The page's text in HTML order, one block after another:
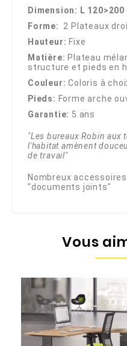
Dimension: L 120>200
Forme:
2 Plateaux
Hauteur: Fixe
Matière: Plateau
structure et pieds en
Couleur: Coloris à
Pieds: Forme arche
Garantie: 5 ans
"Les bureaux Robin aux
l'habitat amènent
de travail"
Nombreux
"documents joints"
Vous